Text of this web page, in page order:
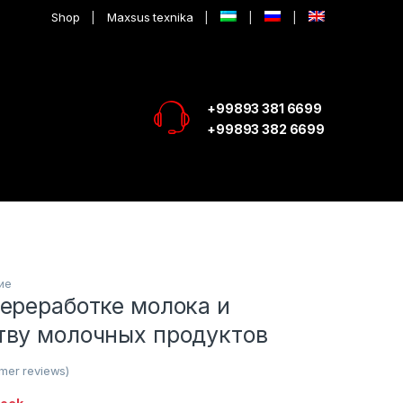
Shop Maxsus texnika
+99893 381 6699
+99893 382 6699
молока и
молочных продуктов
reviews)